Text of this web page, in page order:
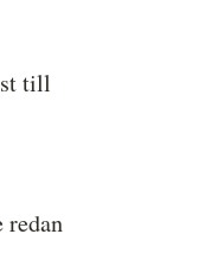
till
redan